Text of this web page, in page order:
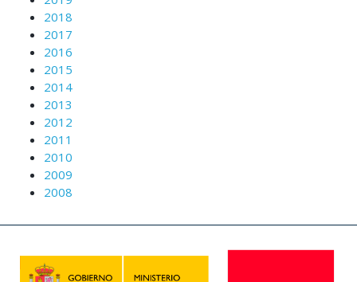
2018
2017
2016
2015
2014
2013
2012
2011
2010
2009
2008